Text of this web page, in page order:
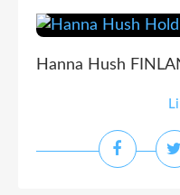
Hanna Hush